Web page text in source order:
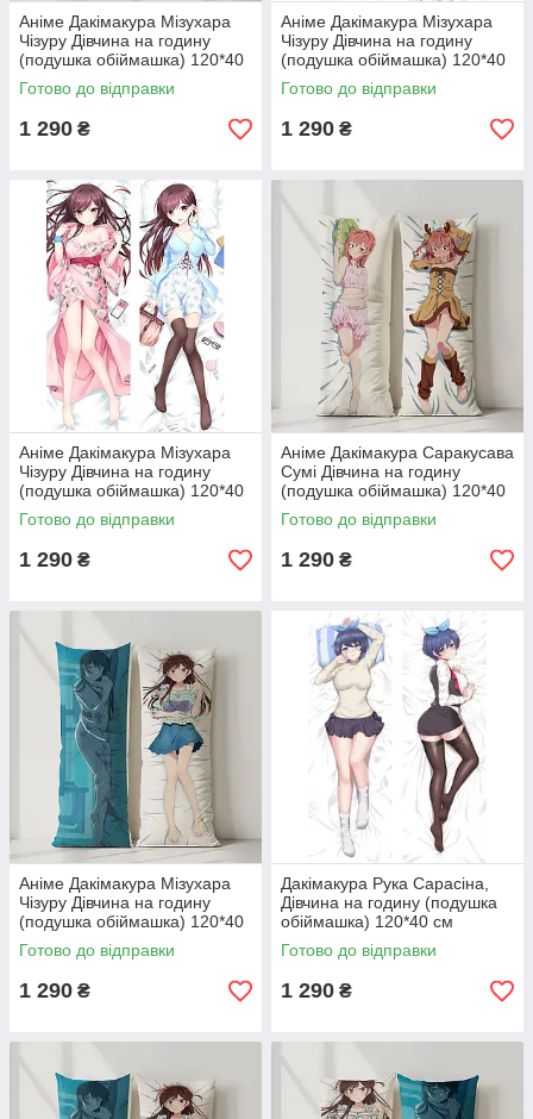
Аніме Дакімакура Мізухара
Чізуру Дівчина на годину
(подушка обіймашка) 120*40
см
Готово до відправки
1 290 ₴
Аніме Дакімакура Мізухара
Чізуру Дівчина на годину
(подушка обіймашка) 120*40
см
Готово до відправки
1 290 ₴
Аніме Дакімакура Мізухара
Чізуру Дівчина на годину
(подушка обіймашка) 120*40
см
Готово до відправки
1 290 ₴
Аніме Дакімакура Саракусава
Сумі Дівчина на годину
(подушка обіймашка) 120*40
см
Готово до відправки
1 290 ₴
Аніме Дакімакура Мізухара
Чізуру Дівчина на годину
(подушка обіймашка) 120*40
см
Готово до відправки
1 290 ₴
Дакімакура Рука Сарасіна,
Дівчина на годину (подушка
обіймашка) 120*40 см
Готово до відправки
1 290 ₴